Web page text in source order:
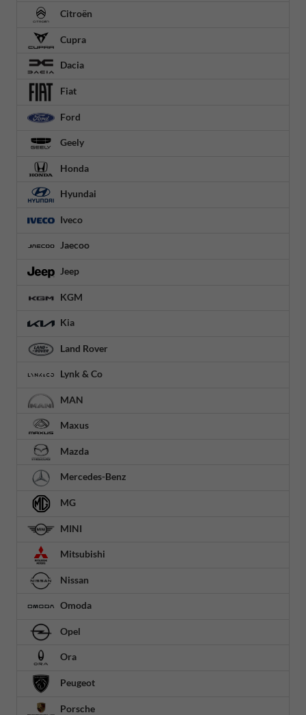
Citroën
Cupra
Dacia
Fiat
Ford
Geely
Honda
Hyundai
Iveco
Jaecoo
Jeep
KGM
Kia
Land Rover
Lynk & Co
MAN
Maxus
Mazda
Mercedes-Benz
MG
MINI
Mitsubishi
Nissan
Omoda
Opel
Ora
Peugeot
Porsche